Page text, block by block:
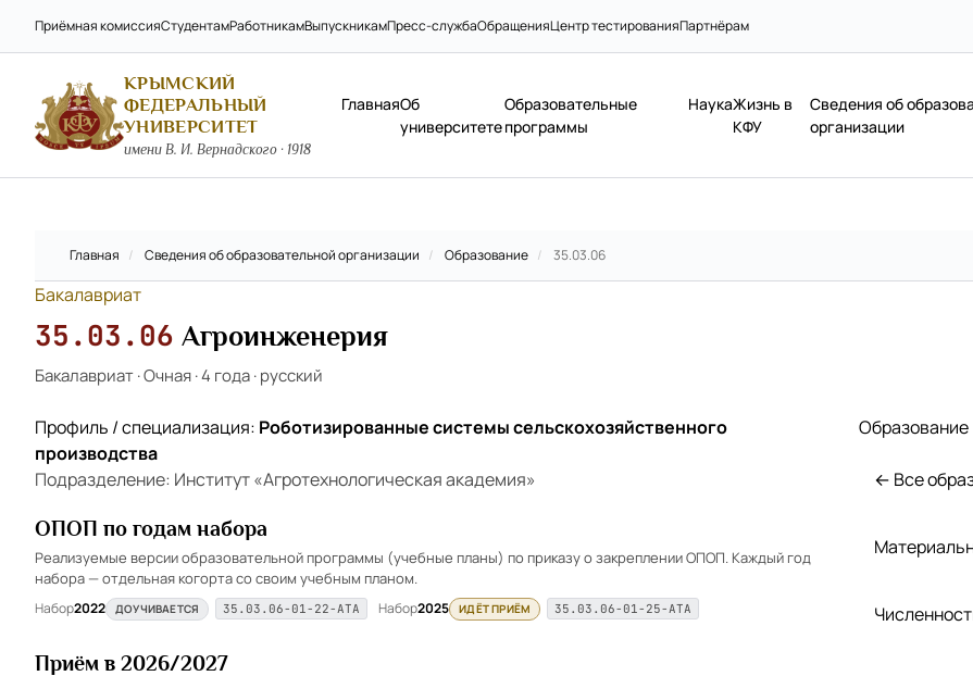
Приёмная комиссияСтудентамРаботникамВыпускникамПресс-службаОбращенияЦентр тестированияПартнёрам
КРЫМСКИЙ
ФЕДЕРАЛЬНЫЙ
УНИВЕРСИТЕТ
имени В. И. Вернадского · 1918
ГлавнаяОб
университете
Образовательные
программы
НаукаЖизнь в
КФУ
Сведения об
организации
Главная / Сведения об образовательной организации / Образование / 35.03.06
Бакалавриат
35.03.06 Агроинженерия
Бакалавриат·Очная·4 года·русский
Профиль / специализация: Роботизированные системы сельскохозяйственного
производства
Подразделение: Институт «Агротехнологическая академия»
ОПОП по годам набора
Реализуемые версии образовательной программы (учебные планы) по приказу о закреплении ОПОП. Каждый год
набора — отдельная когорта со своим учебным планом.
Набор2022 ДОУЧИВАЕТСЯ 35.03.06-01-22-АТА Набор2025 ИДЁТ ПРИЁМ 35.03.06-01-25-АТА
Приём в 2026/2027
Образование
← Все